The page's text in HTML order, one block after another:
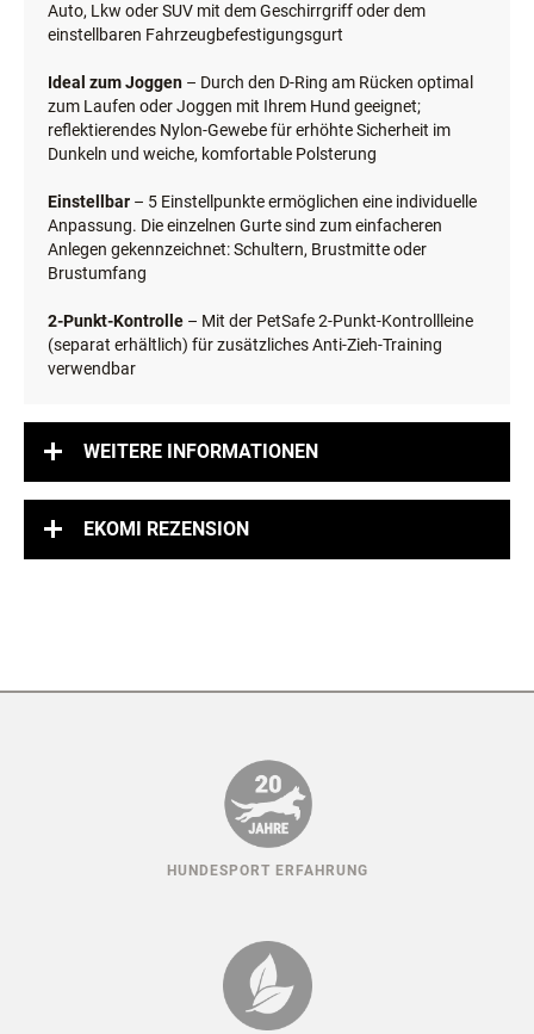
Auto, Lkw oder SUV mit dem Geschirrgriff oder dem
einstellbaren Fahrzeugbefestigungsgurt
Ideal zum Joggen – Durch den D-Ring am Rücken optimal
zum Laufen oder Joggen mit Ihrem Hund geeignet;
reflektierendes Nylon-Gewebe für erhöhte Sicherheit im
Dunkeln und weiche, komfortable Polsterung
Einstellbar – 5 Einstellpunkte ermöglichen eine individuelle
Anpassung. Die einzelnen Gurte sind zum einfacheren
Anlegen gekennzeichnet: Schultern, Brustmitte oder
Brustumfang
2-Punkt-Kontrolle – Mit der PetSafe 2-Punkt-Kontrollleine
(separat erhältlich) für zusätzliches Anti-Zieh-Training
verwendbar
WEITERE INFORMATIONEN
EKOMI REZENSION
HUNDESPORT ERFAHRUNG